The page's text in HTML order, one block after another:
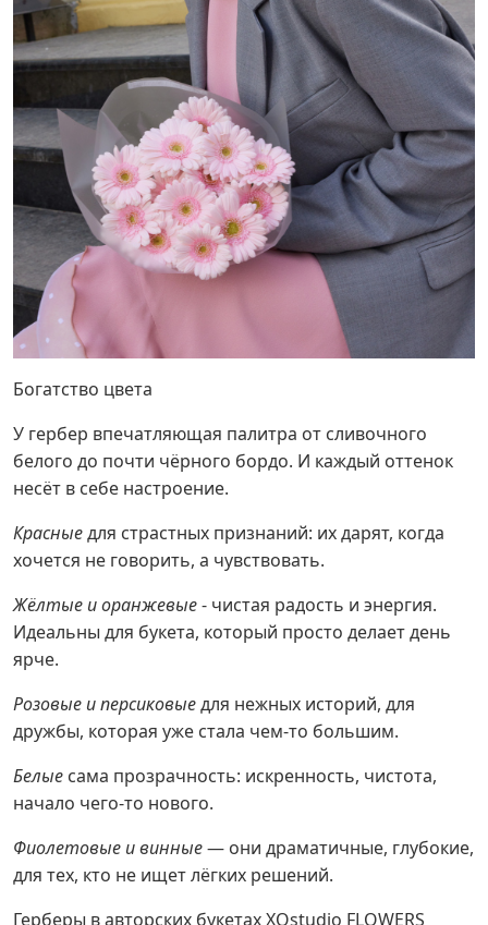
Богатство цвета
У гербер впечатляющая палитра от сливочного
белого до почти чёрного бордо. И каждый оттенок
несёт в себе настроение.
Красныедля страстных признаний: их дарят, когда
хочется не говорить, а чувствовать.
Жёлтые и оранжевые- чистая радость и энергия.
Идеальны для букета, который просто делает день
ярче.
Розовые и персиковыедля нежных историй, для
дружбы, которая уже стала чем-то большим.
Белые сама прозрачность: искренность, чистота,
начало чего-то нового.
Фиолетовые и винные— они драматичные, глубокие,
для тех, кто не ищет лёгких решений.
Герберы в авторских букетах XOstudio FLOWERS